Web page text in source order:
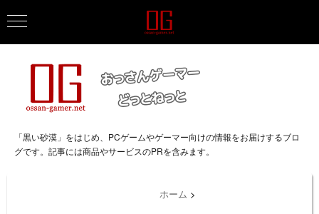
「黒い砂漠」をはじめ、PCゲームやゲーマー向けの情報をお届けするブロ
グです。記事には商品やサービスのPRを含みます。
ホーム >